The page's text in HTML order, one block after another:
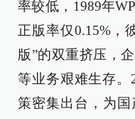
率较低，1989年
正版率仅0.15%，
版”的双重挤压，
等业务艰难生存。
策密集出台，为